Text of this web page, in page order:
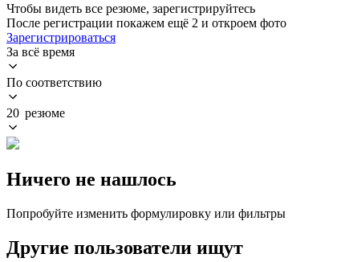
Чтобы видеть все резюме, зарегистрируйтесь
После регистрации покажем ещё 2 и откроем фото
Зарегистрироваться
За всё время
По соответствию
20 резюме
Ничего не нашлось
Попробуйте изменить формулировку или фильтры
Другие пользователи ищут